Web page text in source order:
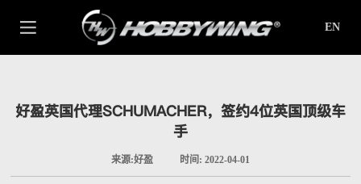
EN
好盈英国代理SCHUMACHER，签约4位英国顶级车
手
来源:好盈 时间: 2022-04-01